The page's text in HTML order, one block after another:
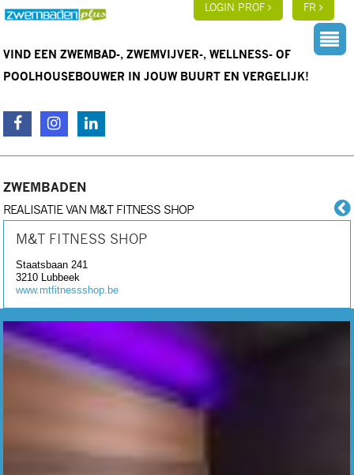
LOGIN PROF FR
VIND EEN ZWEMBAD-, ZWEMVIJVER-, WELLNESS- OF
POOLHOUSEBOUWER IN JOUW BUURT EN VERGELIJK!
ZWEMBADEN
REALISATIE VAN M&T FITNESS SHOP
M&T FITNESS SHOP
Staatsbaan 241
3210
Lubbeek
www.mtfitnessshop.be